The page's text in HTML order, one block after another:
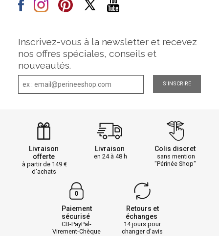
Inscrivez-vous à la newsletter et recevez
nos offres spéciales, conseils et
nouveautés.
S'INSCRIRE
Livraison
offerte
à partir de 149
d'achats
Livraison
en 24 à 48 h
Colis discret
sans mention
"Périnée Shop"
Paiement
sécurisé
CB-PayPal-
Virement-Chèque
Retours et
échanges
14 jours pour
changer d'avis